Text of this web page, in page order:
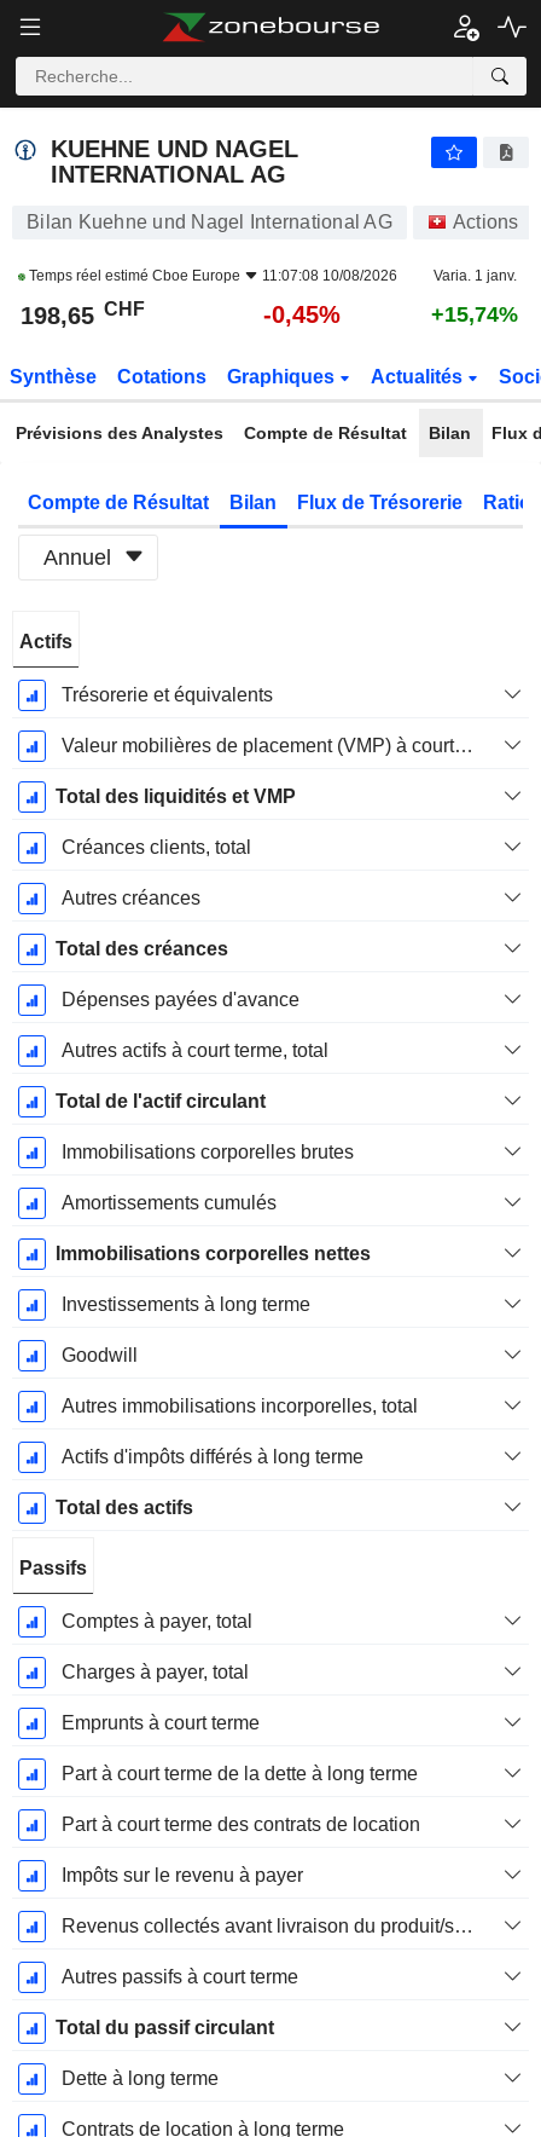
KUEHNE UND NAGEL
INTERNATIONAL AG
Bilan Kuehne und Nagel International AG Actions
Temps réel estimé Cboe Europe 11:07:08 10/08/2026 Varia. 1 janv.
198,65 CHF -0,45% +15,74%
Synthèse Cotations Graphiques Actualités
Prévisions des Analystes Compte de Résultat Bilan Flux
Compte de Résultat Bilan Flux de Trésorerie
Annuel
Fiscale:
Décembre
Actifs
Trésorerie et équivalents
Valeur mobilières de placement (VMP) à court terme
Total des liquidités et VMP
Créances clients, total
Autres créances
Total des créances
Dépenses payées d'avance
Autres actifs à court terme, total
Total de l'actif circulant
Immobilisations corporelles brutes
Amortissements cumulés
Immobilisations corporelles nettes
Investissements à long terme
Goodwill
Autres immobilisations incorporelles, total
Actifs d'impôts différés à long terme
Total des actifs
Passifs
Comptes à payer, total
Charges à payer, total
Emprunts à court terme
Part à court terme de la dette à long terme
Part à court terme des contrats de location
Impôts sur le revenu à payer
Revenus collectés avant livraison du produit/service
Autres passifs à court terme
Total du passif circulant
Dette à long terme
Contrats de location à long terme